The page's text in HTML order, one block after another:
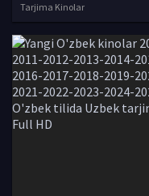
Tarjima Kinolar